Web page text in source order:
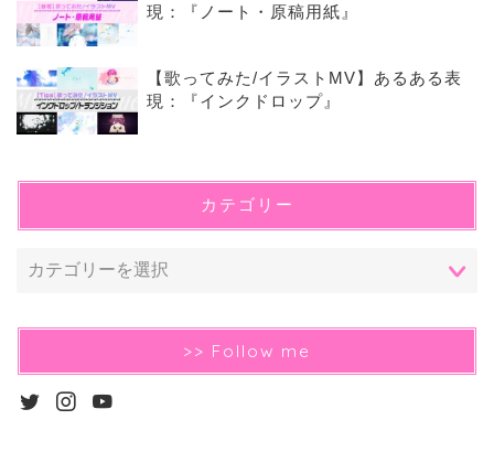
現：『ノート・原稿用紙』
【歌ってみた/イラストMV】あるある表
現：『インクドロップ』
カテゴリー
>> Follow me